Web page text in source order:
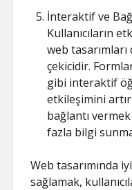
İnteraktif ve
Kullanıcıların
web
çekicidir.
gibi interaktif
etkileşimini
bağlantı
fazla bilgi
Web tasarımında
sağlamak,